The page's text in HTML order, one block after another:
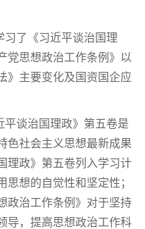
习了《习近平谈治国理
党思想政治工作条例》以
》主要变化及国资国企应
平谈治国理政》第五卷是
色社会主义思想最新成果
理政》第五卷列入学习计
想的自觉性和坚定性；
政治工作条例》对于坚持
导，提高思想政治工作科